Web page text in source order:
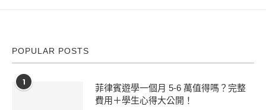
POPULAR POSTS
1
菲律賓遊學一個月 5-6 萬值得嗎？完整
費用＋學生心得大公開！